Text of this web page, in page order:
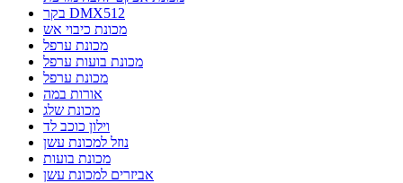
בקר DMX512
מכונת כיבוי אש
מכונת ערפל
מכונת בועות ערפל
מכונת ערפל
אורות במה
מכונת שלג
וילון כוכב לד
נוזל למכונת עשן
מכונת בועות
אביזרים למכונת עשן